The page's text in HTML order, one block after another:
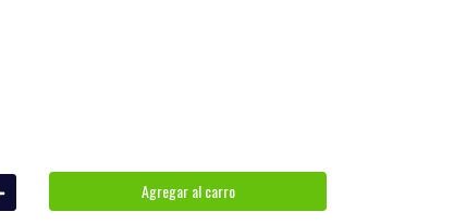
Agregar al carro